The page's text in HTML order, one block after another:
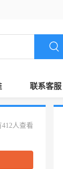
联系客服
412人查看